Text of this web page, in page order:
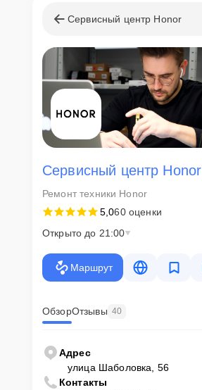
Сервисный центр Honor
Сервисный центр Honor
Ремонт техники Honor
5,060 оценки
Открыто до 21:00
Маршрут
ОбзорОтзывы 40
Адрес
улица Шаболовка, 56
Контакты